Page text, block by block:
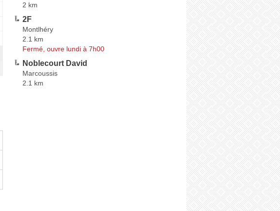
2 km
2F
Montlhéry
2.1 km
Fermé, ouvre lundi à 7h00
Noblecourt David
Marcoussis
2.1 km